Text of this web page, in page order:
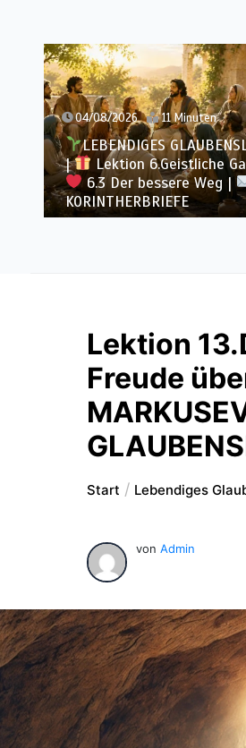
04/08/2026 11 Minuten
LEBENDIGES
|
Lektion 6.Geistliche
6.3 Der bessere Weg |
KORINTHERBRIEFE
Lektion
Freude
Start Lebendiges
von Admin